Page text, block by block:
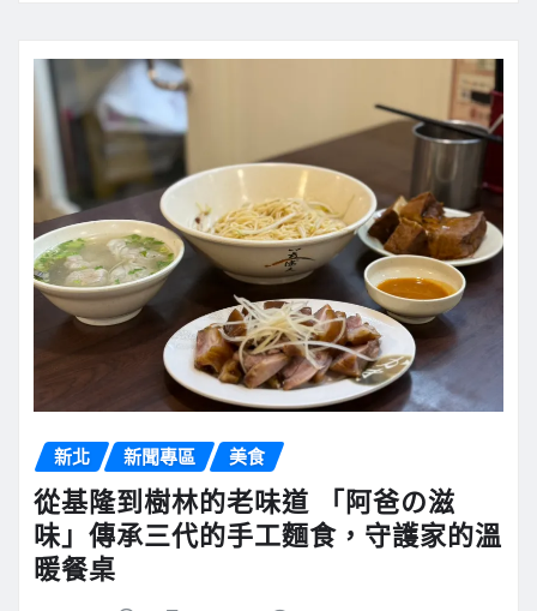
新北 新聞專區 美食
從基隆到樹林的老味道 「阿爸の滋
味」傳承三代的手工麵食，守護家的溫
暖餐桌